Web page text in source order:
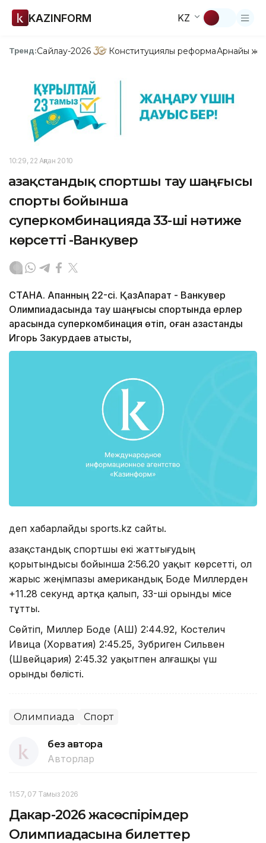
KAZINFORM KZ
Тренд:Сайлау-2026 Конституциялық реформаАрнайы
10:29, 22 Ақпан 2010
Қазақстандық спортшы тау шаңғысы
спорты бойынша
суперкомбинацияда 33-ші нәтиже
көрсетті -Ванкувер
СТАНА. Ақпанның 22-сі. ҚазАқпарат - Ванкувер
Олимпиадасында тау шаңғысы спортында ерлер
арасында суперкомбинация өтіп, оған қазақстандық
Игорь Закурдаев қатысты,
деп хабарлайды sports.kz сайты.
Қазақстандық спортшы екі жаттығудың
қорытындысы бойынша 2:56.20 уақыт көрсетті, ол
жарыс жеңімпазы американдық Боде Миллерден
+11.28 секунд артқа қалып, 33-ші орынды місе
тұтты.
Сөйтіп, Миллер Боде (АҚШ) 2:44.92, Костелич
Ивица (Хорватия) 2:45.25, Зубриген Сильвен
(Швейцария) 2:45.32 уақытпен алғашқы үш
орынды бөлісті.
Олимпиада Спорт
без автора
Авторлар
11:57, 07 Тамыз 2026
Дакар-2026 жасөспірімдер
Олимпиадасына билеттер